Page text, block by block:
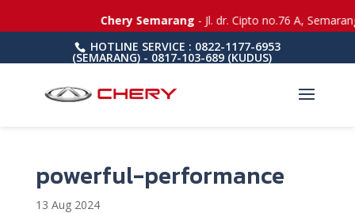
HOTLINE SERVICE : 0822-1177-6953
(SEMARANG) - 0817-103-689 (KUDUS)
powerful-performance
13 Aug 2024
Chery Semarang- Jl. dr. Cipto no.76 A,